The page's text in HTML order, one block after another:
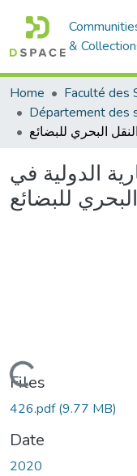
&
Home
الدولية في
للبضائع
Loading...
Files
426.pdf(9.77 MB)
Date
2020